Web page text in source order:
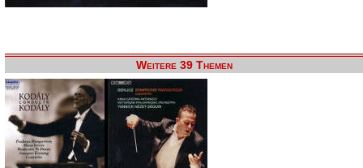
Weitere 39 Themen